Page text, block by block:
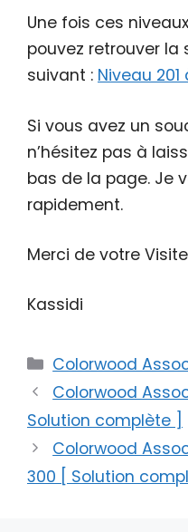
Une fois ces
pouvez retrouver la
suivant : Niveau 201
Si vous avez un
n’hésitez pas à
bas de la page. Je
rapidement.
Merci de votre Visite
Kassidi
Catégories
Colorwood
Colorwood
Solution complète ]
Colorwood
300 [ Solution